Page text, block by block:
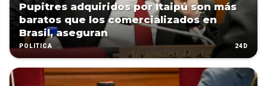
Pupitres adquiridos por Itaipú son más
baratos que los comercializados en
Brasil, aseguran
POLÍTICA 24D